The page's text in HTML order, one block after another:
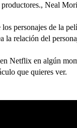
Neal
personajes de la
la relación del
Netflix en algún
que quieres ver.